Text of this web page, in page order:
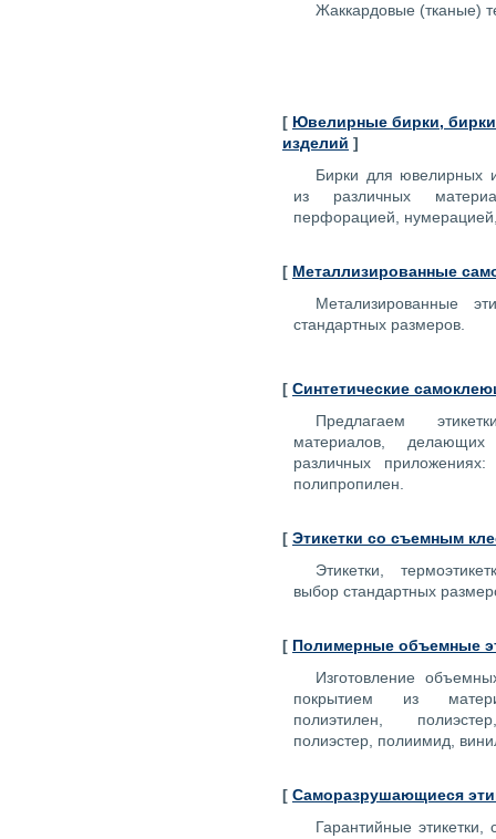
Жаккардовые (тканые)
[ Ювелирные бирки,
изделий ]
Бирки для ювелирных
из различных
перфорацией,
[ Металлизированные
Метализированные
стандартных размеров.
[ Синтетические
Предлагаем
материалов,
различных приложениях:
полипропилен.
[ Этикетки со съемным
Этикетки,
выбор стандартных
[ Полимерные объемные
Изготовление
покрытием из
полиэтилен,
полиэстер, полиимид,
[ Саморазрушающиеся
Гарантийные